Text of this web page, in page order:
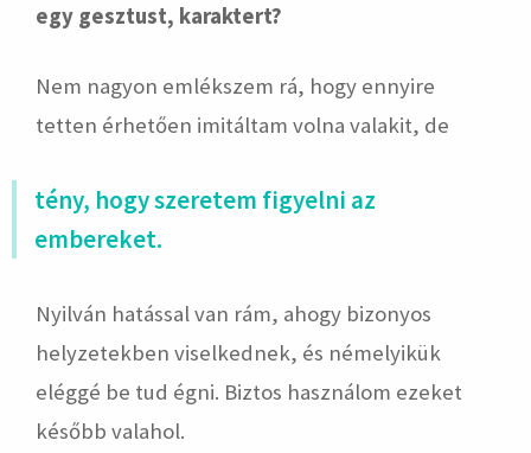
egy gesztust, karaktert?
Nem nagyon emlékszem rá, hogy ennyire
tetten érhetően imitáltam volna valakit, de
tény, hogy szeretem figyelni az
embereket.
Nyilván hatással van rám, ahogy bizonyos
helyzetekben viselkednek, és némelyikük
eléggé be tud égni. Biztos használom ezeket
később valahol.